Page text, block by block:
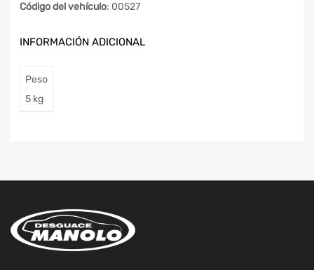
Código del vehículo: 00527
INFORMACIÓN ADICIONAL
Peso
5 kg